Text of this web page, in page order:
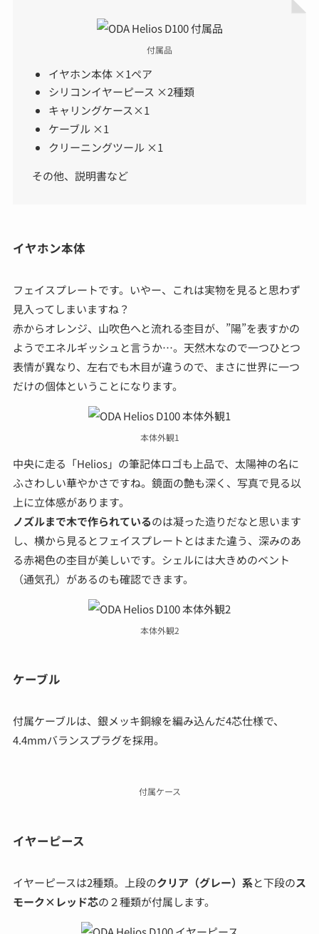
付属品
イヤホン本体 ×1ペア
シリコンイヤーピース ×2種類
キャリングケース×1
ケーブル ×1
クリーニングツール ×1
その他、説明書など
イヤホン本体
フェイスプレートです。いやー、これは実物を見ると思わず
見入ってしまいますね？
赤からオレンジ、山吹色へと流れる杢目が、”陽”を表すかの
ようでエネルギッシュと言うか…。天然木なので一つひとつ
表情が異なり、左右でも木目が違うので、まさに世界に一つ
だけの個体ということになります。
本体外観1
中央に走る「Helios」の筆記体ロゴも上品で、太陽神の名に
ふさわしい華やかさですね。鏡面の艶も深く、写真で見る以
上に立体感があります。
ノズルまで木で作られているのは凝った造りだなと思います
し、横から見るとフェイスプレートとはまた違う、深みのあ
る赤褐色の杢目が美しいです。シェルには大きめのベント
（通気孔）があるのも確認できます。
本体外観2
ケーブル
付属ケーブルは、銀メッキ銅線を編み込んだ4芯仕様で、
4.4mmバランスプラグを採用。
付属ケース
イヤーピース
イヤーピースは2種類。上段のクリア（グレー）系と下段のス
モーク×レッド芯の２種類が付属します。